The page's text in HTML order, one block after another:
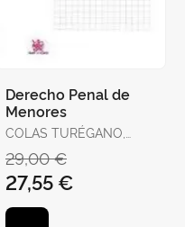
Derecho Penal de
Menores
COLAS TURÉGANO,
29,00 €
27,55 €